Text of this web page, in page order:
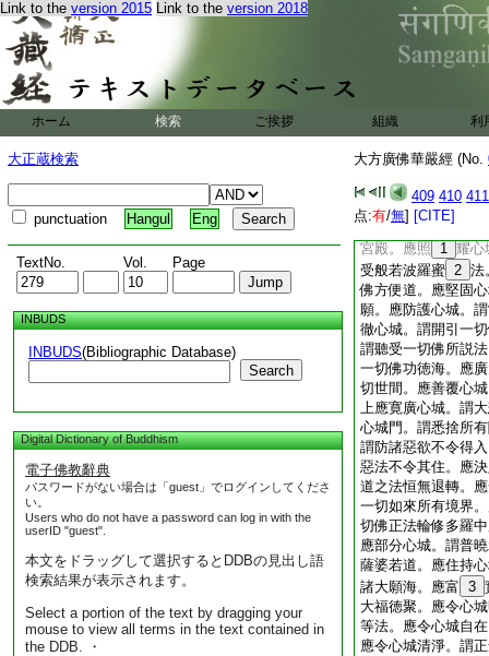
Link to the version 2015 Link to the version 2018
ホーム 検索 ご挨拶 組織 利
大正蔵検索
punctuation Hangul Eng
TextNo. Vol. Page
INBUDS
INBUDS(Bibliographic Database)
Search
Digital Dictionary of Buddhism
電子佛教辭典
パスワードがない場合は「guest」でログインしてくださ
い。
Users who do not have a password can log in with the
userID "guest".
本文をドラッグして選択するとDDBの見出し語
検索結果が表示されます。
Select a portion of the text by dragging your
mouse to view all terms in the text contained in
the DDB. ・
大方廣佛華嚴經 (No.
409 410 411
点:有/無] [CITE]
住於三世無變異身
行無礙。超諸世眼
之人。我今云何而
住。觀其状貌。聽
手持無量衆色寶華
莊嚴心城。謂專意
城。謂畢究斷除慳
思惟一切諸法實性
切助道之法。･應嚴
宮殿。應照
1 耀心
受般若波羅蜜 2 法
佛方便道。應堅固
願。應防護心城。
徹心城。謂開引一
謂聽受一切佛所説
一切佛功徳海。應
切世間。應善覆心
上應寛廣心城。謂
心城門。謂悉捨所
謂防諸惡欲不令得
惡法不令其住。應
道之法恒無退轉。
一切如來所有境界
切佛正法輪修多羅
應部分心城。謂普
薩婆若道。應住持
諸大願海。應富 3
大福徳聚。應令心
等法。應令心城自
應令心城清淨。謂